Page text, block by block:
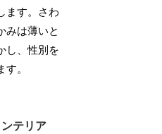
ます。さわ
みは薄いと
し、性別を
。
テリア